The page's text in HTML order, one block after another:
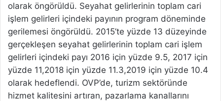
olarak öngörüldü. Seyahat gelirlerinin toplam cari
işlem gelirleri içindeki payının program döneminde
gerilemesi öngörüldü. 2015’te yüzde 13 düzeyinde
gerçekleşen seyahat gelirlerinin toplam cari işlem
gelirleri içindeki payı 2016 için yüzde 9.5, 2017 için
yüzde 11,2018 için yüzde 11.3,2019 için yüzde 10.4
olarak hedeflendi. OVP’de, turizm sektöründe
hizmet kalitesini artıran, pazarlama kanallarını